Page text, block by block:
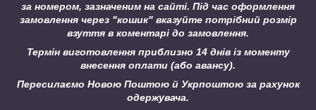
за номером, зазначеним на сайті. Під час оформлення
замовлення через "кошик" вказуйте потрібний розмір
взуття в коментарі до замовлення.
Термін виготовлення приблизно 14 днів із моменту
внесення оплати (або авансу).
Пересилаємо Новою Поштою й Укрпоштою за рахунок
одержувача.